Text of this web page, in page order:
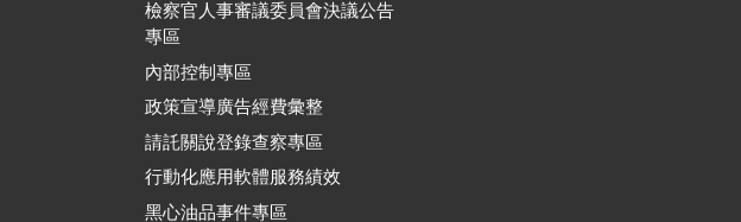
檢察官人事審議委員會決議公告
專區
內部控制專區
政策宣導廣告經費彙整
請託關說登錄查察專區
行動化應用軟體服務績效
黑心油品事件專區